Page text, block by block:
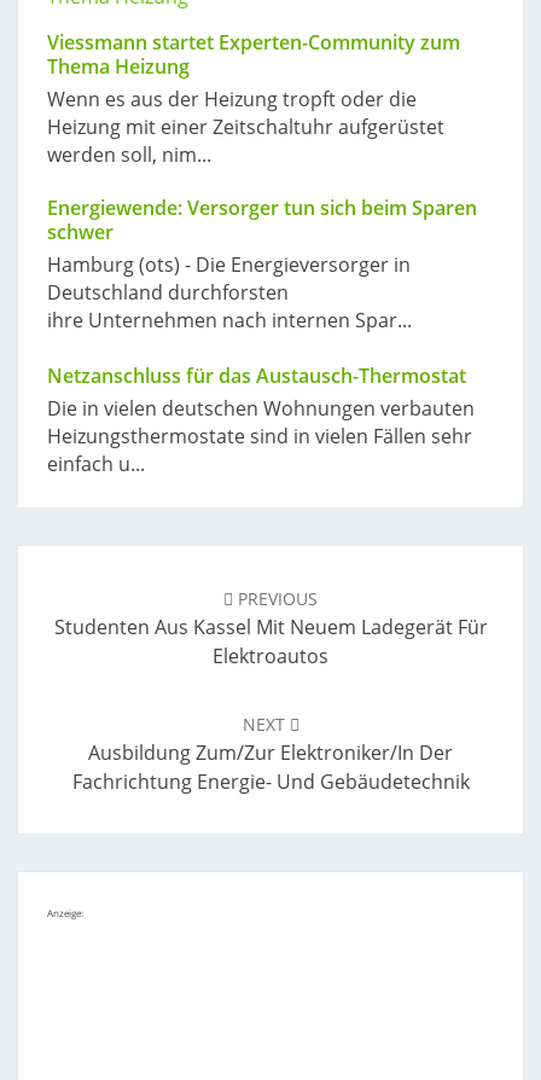
Viessmann startet Experten-Community zum
Thema Heizung
Wenn es aus der Heizung tropft oder die
Heizung mit einer Zeitschaltuhr aufgerüstet
werden soll, nim...
Energiewende: Versorger tun sich beim Sparen
schwer
Hamburg (ots) - Die Energieversorger in
Deutschland durchforsten
ihre Unternehmen nach internen Spar...
Netzanschluss für das Austausch-Thermostat
Die in vielen deutschen Wohnungen verbauten
Heizungsthermostate sind in vielen Fällen sehr
einfach u...
PREVIOUS
Studenten Aus Kassel Mit Neuem Ladegerät Für
Elektroautos
NEXT
Ausbildung Zum/zur Elektroniker/in Der
Fachrichtung Energie- Und Gebäudetechnik
Anzeige: